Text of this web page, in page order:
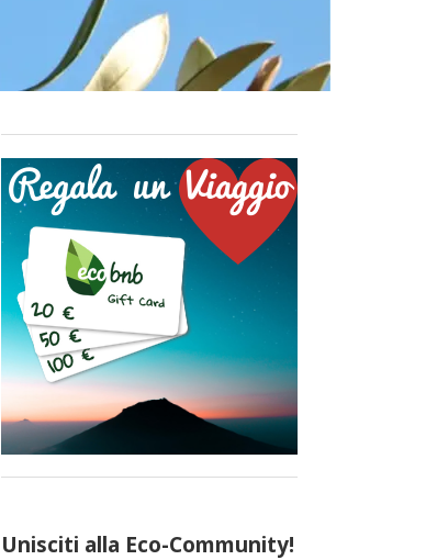
Unisciti alla Eco-Community!